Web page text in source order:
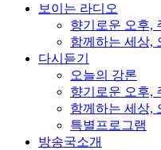
보이는 라디오
향기로운 오후,
함께하는 세상,
다시듣기
오늘의 강론
향기로운 오후,
함께하는 세상,
특별프로그램
방송국소개